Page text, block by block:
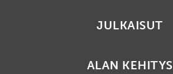
JULKAISUT
ALAN KEHITYS